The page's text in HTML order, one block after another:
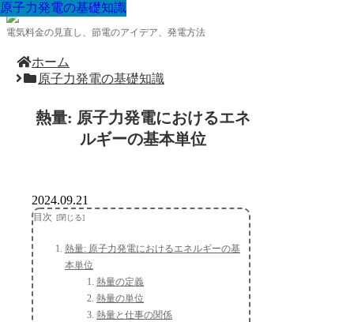
電気料金の見直し、節電のアイデア、発電方法
ホーム
原子力発電の基礎知識
熱量: 原子力発電におけるエネ
ルギーの基本単位
原子力発電の基礎知識
2024.09.21
目次
熱量: 原子力発電におけるエネルギーの基
本単位
熱量の定義
熱量の単位
熱量と仕事の関係
原子力発電の基礎知識
原子力発電の基礎知識
原子力発電の基礎知識
原子力発電の基礎知識
原子力発電の基礎知識
原子力発電の基礎知識
原子力発電の基礎知識
原子力発電の基礎知識